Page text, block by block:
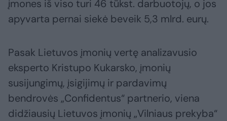
įmones iš viso turi 46 tūkst. darbuotojų, o jos
apyvarta pernai siekė beveik 5,3 mlrd. eurų.
Pasak Lietuvos įmonių vertę analizavusio
eksperto Kristupo Kukarsko, įmonių
susijungimų, įsigijimų ir pardavimų
bendrovės „Confidentus“ partnerio, viena
didžiausių Lietuvos įmonių „Vilniaus prekyba“